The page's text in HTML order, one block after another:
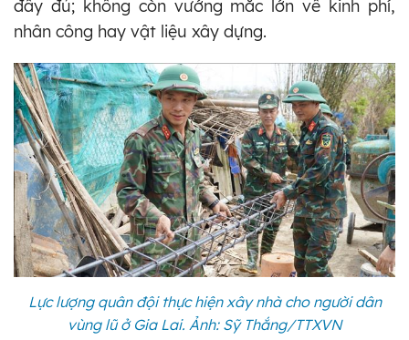
đầy đủ; không còn vướng mắc lớn về kinh phí,
nhân công hay vật liệu xây dựng.
Lực lượng quân đội thực hiện xây nhà cho người dân
vùng lũ ở Gia Lai. Ảnh: Sỹ Thắng/TTXVN